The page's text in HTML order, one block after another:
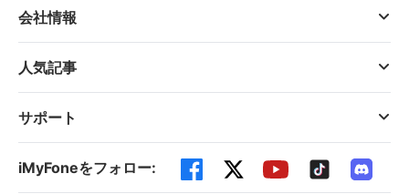
会社情報
人気記事
サポート
iMyFoneをフォロー: